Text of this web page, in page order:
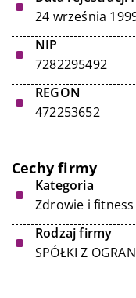
24 września
NIP
7282295492
REGON
472253652
Cechy firmy
Kategoria
Zdrowie i fitness
Rodzaj firmy
SPÓŁKI Z